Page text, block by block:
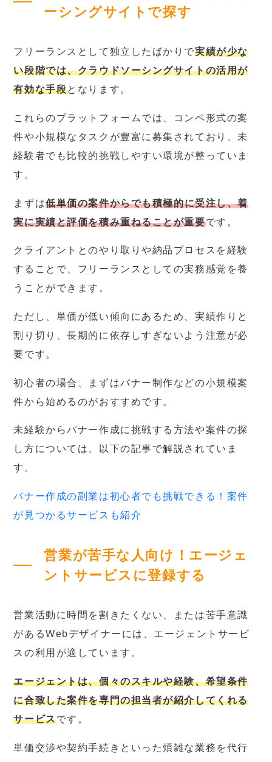
ーシングサイトで探す
フリーランスとして独立したばかりで実績が少な
い段階では、クラウドソーシングサイトの活用が
有効な手段となります。
これらのプラットフォームでは、コンペ形式の案
件や小規模なタスクが豊富に募集されており、未
経験者でも比較的挑戦しやすい環境が整っていま
す。
まずは低単価の案件からでも積極的に受注し、着
実に実績と評価を積み重ねることが重要です。
クライアントとのやり取りや納品プロセスを経験
することで、フリーランスとしての実務感覚を養
うことができます。
ただし、単価が低い傾向にあるため、実績作りと
割り切り、長期的に依存しすぎないよう注意が必
要です。
初心者の場合、まずはバナー制作などの小規模案
件から始めるのがおすすめです。
未経験からバナー作成に挑戦する方法や案件の探
し方については、以下の記事で解説されていま
す。
バナー作成の副業は初心者でも挑戦できる！案件
が見つかるサービスも紹介
営業が苦手な人向け！エージェ
ントサービスに登録する
営業活動に時間を割きたくない、または苦手意識
があるWebデザイナーには、エージェントサービ
スの利用が適しています。
エージェントは、個々のスキルや経験、希望条件
に合致した案件を専門の担当者が紹介してくれる
サービスです。
単価交渉や契約手続きといった煩雑な業務を代行